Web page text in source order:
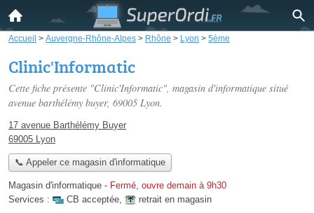
Accueil > Auvergne-Rhône-Alpes > Rhône > Lyon > 5ème
Clinic'Informatic
Cette fiche présente "Clinic'Informatic", magasin d'informatique situé
avenue barthélémy buyer, 69005 Lyon.
17 avenue Barthélémy Buyer
69005 Lyon
📞 Appeler ce magasin d'informatique
Magasin d'informatique - Fermé, ouvre demain à 9h30
Services :
CB acceptée,
retrait en magasin